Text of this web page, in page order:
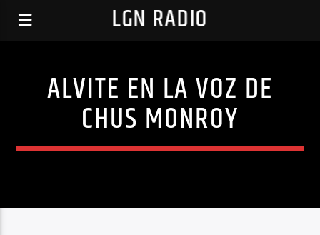
LGN RADIO
ALVITE EN LA VOZ DE
CHUS MONROY